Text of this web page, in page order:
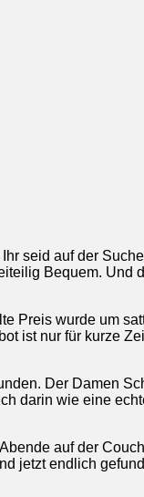
seid auf der
Bequem. Und
Preis wurde um
ist nur für kurze
Der Damen
darin wie eine
auf der
jetzt endlich